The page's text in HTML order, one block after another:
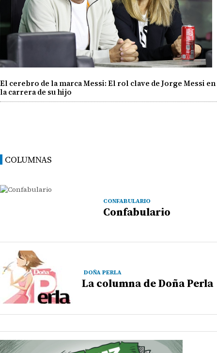
El cerebro de la marca Messi: El rol clave de Jorge Messi en
la carrera de su hijo
COLUMNAS
CONFABULARIO
Confabulario
DOÑA PERLA
La columna de Doña Perla